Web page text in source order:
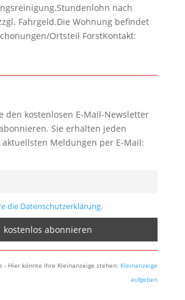
nach
Fahrgeld.Die Wohnung befindet
Ortsteil ForstKontakt:
den kostenlosen E-Mail-Newsletter
Sie erhalten jeden
aktuellsten Meldungen per E-Mail:
die Datenschutzerklärung.
- Hier könnte Ihre Kleinanzeige stehen: Kleinanzeige
aufgeben